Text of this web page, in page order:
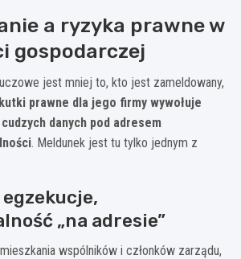
a ryzyka prawne w
gospodarczej
jest mniej to, kto jest zameldowany,
prawne dla jego firmy wywołuje
danych pod adresem
. Meldunek jest tu tylko jednym z
„na adresie”
wspólników i członków zarządu,